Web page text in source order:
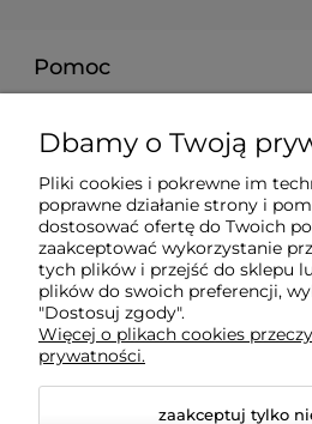
Pomoc
Moje konto
Płatności i dostawa
Informacje
O nas
Dbamy o Twoją
Pliki cookies i pokrewne im
poprawne działanie strony i
dostosować ofertę do Twoich
zaakceptować wykorzystanie
tych plików i przejść do sklepu
plików do swoich preferencji,
"Dostosuj zgody".
Więcej o plikach cookies
prywatności.
zaakceptuj tylko